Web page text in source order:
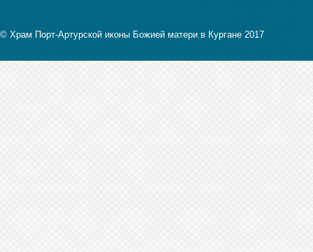
© Храм Порт-Артурской иконы Божией матери в Кургане 2017